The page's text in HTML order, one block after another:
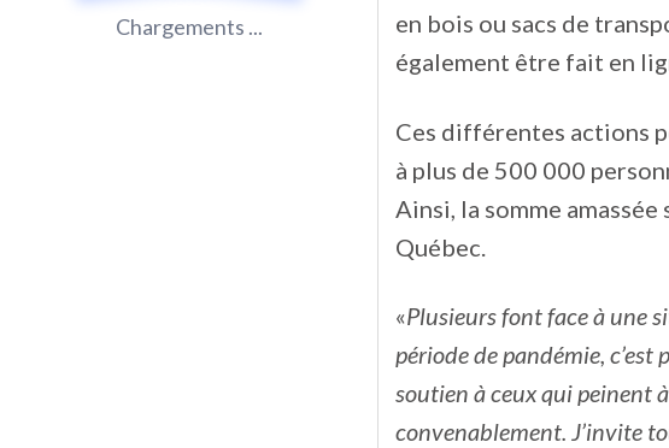
Chargements ...
en bois ou sacs de
également être fait en
Ces différentes actions
à plus de 500 000
Ainsi, la somme
Québec.
«Plusieurs font face à une
période de pandémie,
soutien à ceux qui peinent
convenablement. J’invite